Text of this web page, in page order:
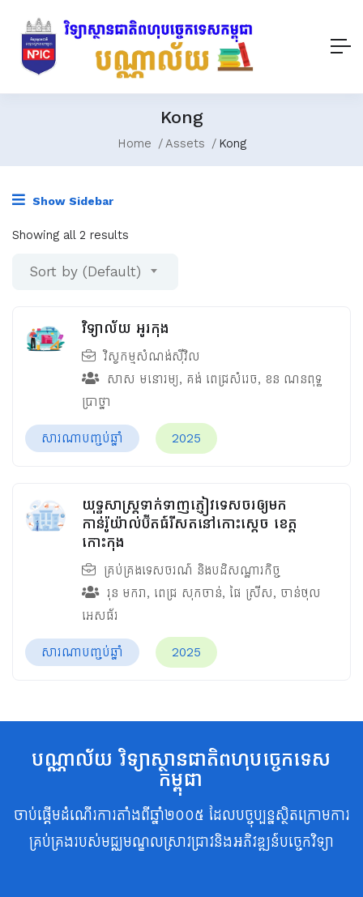
Kong
Home Assets Kong
Show Sidebar
Showing all 2 results
Sort by (Default)
វិទ្យាល័យ អូរកុង
វិស្វកម្មសំណង់ស៊ីវិល
សាស មនោរម្យ, គង់ ពេជ្រសំរេច, ខន ណនពុទ្ធ
ប្រាថ្នា
សារណាបញ្ចប់ឆ្នាំ 2025
យុទ្ធសាស្រ្តទាក់ទាញភ្ញៀវទេសចរឲ្យមក
កាន់រ៉ូយ៉ាល់ប៊ីតធ៍រីសតនៅកោះស្ដេច ខេត្ត
កោះកុង
គ្រប់គ្រងទេសចរណ៍ និងបដិសណ្ឋារកិច្ច
រុន មករា, ពេជ្រ សុកចាន់, ផៃ ស្រីស, ចាន់ថុល
អេសធ័រ
សារណាបញ្ចប់ឆ្នាំ 2025
បណ្ណាល័យ វិទ្យាស្ថានជាតិពហុបច្ចេកទេស
កម្ពុជា
ចាប់ផ្តើមដំណើរការតាំងពីឆ្នាំ២០០៥ ដែលបច្ចុប្បន្នស្ថិតក្រោមការ
គ្រប់គ្រងរបស់មជ្ឈមណ្ឌលស្រាវជ្រាវនិងអភិវឌ្ឍន៍បច្ចេកវិទ្យា